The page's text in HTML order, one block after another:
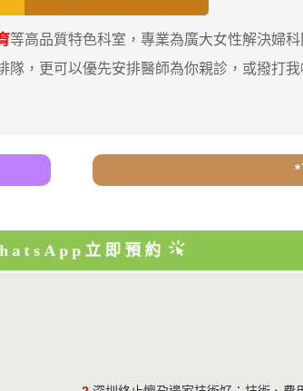
等高品質特色科室，專業為廣大女性解決婦
，更可以優先安排醫師為你親診，或撥打
立即預約